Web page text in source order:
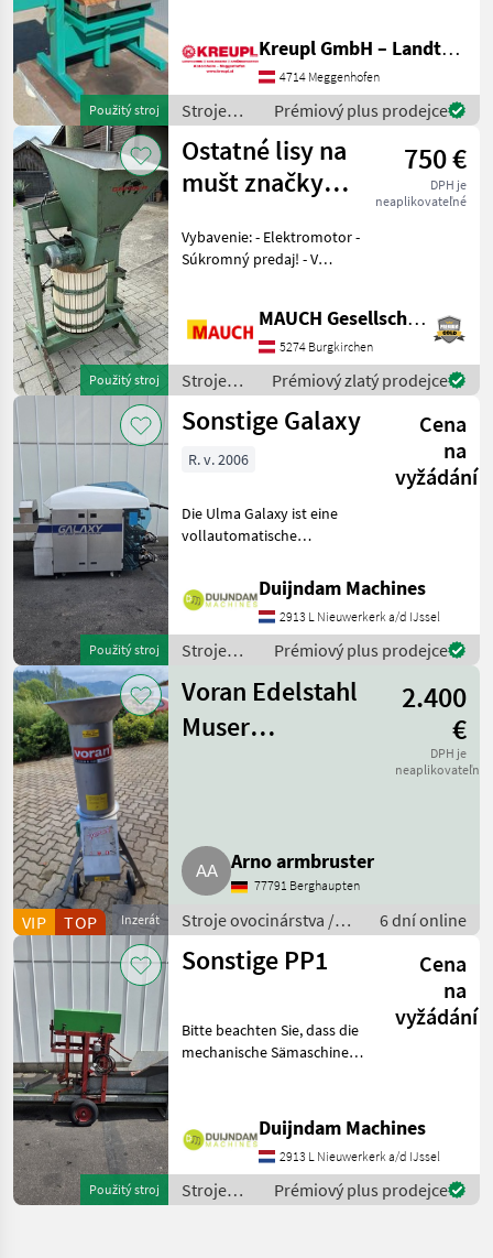
Použitý stroj
angebauter Mühle! Mit
Presstücher und
Presseinlagen! Ölwechse
Kreupl GmbH – Landtechnik – Schlosserei – Anhänger
4714 Meggenhofen
Stroje
ovocinárstva
/ Voran
Prémiový plus prodejce
Použitý stroj
Ostatné lisy na
mušt značky
750 €
DPH je
neaplikovateľné
Vybavenie: - Elektromotor -
Súkromný predaj! - V
na vás mohol vyhradiť
dostatok času, prosím,
dohodnite si so
MAUCH Gesellschaft m.b.H. & Co.KG
5274 Burgkirchen
Stroje
ovocinárstva
/ Sonstige
Prémiový zlatý prodejce
Použitý stroj
Sonstige Galaxy
Cena
na
vyžádání
R. v. 2006
Die Ulma Galaxy ist eine
vollautomatische
zum Verpacken von
Frischprodukten auf
Gemüse, Obst und Frisch
Duijndam Machines
2913 L Nieuwerkerk a/d IJssel
Stroje
/ Sonstige
Prémiový plus prodejce
Inzerát
VIP TOP
Voran Edelstahl
Muser
2.400
€
DPH je
neaplikovateľné
Arno armbruster
77791 Berghaupten
Stroje ovocinárstva /
Ostatné ovocinárské
stroje
6 dní online
Použitý stroj
Sonstige PP1
Cena
na
vyžádání
Bitte beachten Sie, dass die
mechanische Sämaschine
für 6-cm-Kompostblöcke
verwendet werden
kann.Diese Topfpress
Duijndam Machines
2913 L Nieuwerkerk a/d IJssel
Stroje
ovocinárstva
Prémiový plus prodejce